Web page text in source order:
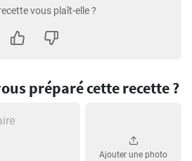
vous plaît-elle ?
préparé cette recette ?
Ajouter une photo